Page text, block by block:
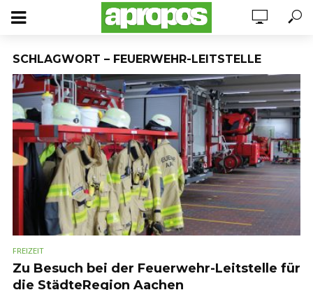
SCHLAGWORT – FEUERWEHR-LEITSTELLE
FREIZEIT
Zu Besuch bei der Feuerwehr-Leitstelle für
die StädteRegion Aachen